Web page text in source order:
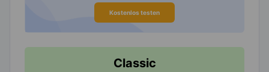
Kostenlos testen
Classic